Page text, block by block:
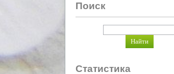
Поиск
Статистика